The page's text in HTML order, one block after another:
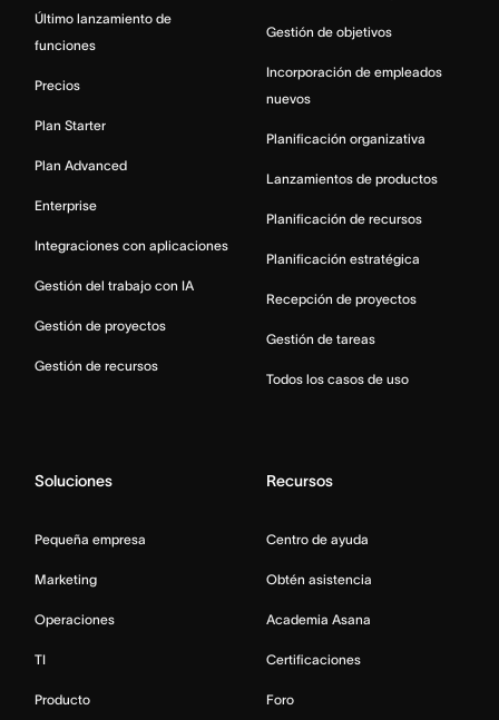
Último lanzamiento de
funciones
Precios
Plan Starter
Plan Advanced
Enterprise
Integraciones con aplicaciones
Gestión del trabajo con IA
Gestión de proyectos
Gestión de recursos
Gestión de objetivos
Incorporación de empleados
nuevos
Planificación organizativa
Lanzamientos de productos
Planificación de recursos
Planificación estratégica
Recepción de proyectos
Gestión de tareas
Todos los casos de uso
Soluciones
Pequeña empresa
Marketing
Operaciones
TI
Producto
Recursos
Centro de ayuda
Obtén asistencia
Academia Asana
Certificaciones
Foro